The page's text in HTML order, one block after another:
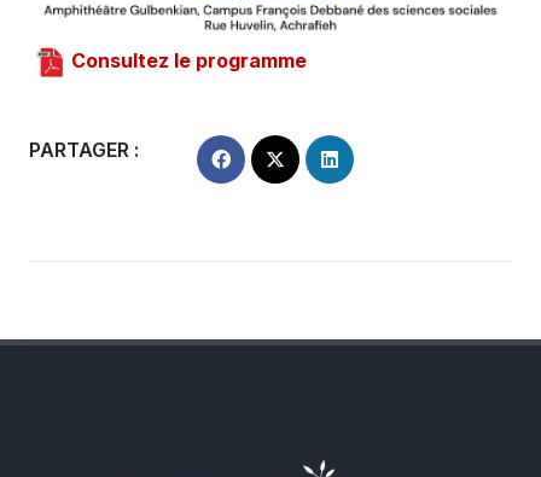
Consultez le programme
PARTAGER :